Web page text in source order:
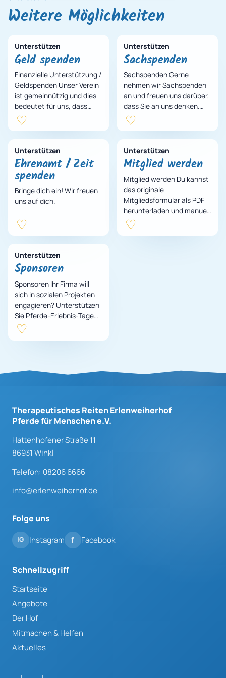
Weitere Möglichkeiten
Unterstützen
Geld spenden
Finanzielle Unterstützung /
Geldspenden Unser Verein
ist gemeinnützig und dies
bedeutet für uns, dass
unser Erhalt sich
ausschließlich durch
Spenden und Sachzuw…
Unterstützen
Sachspenden
Sachspenden Gerne
nehmen wir Sachspenden
an und freuen uns darüber,
dass Sie an uns denken.
Viele Dinge sind einfach zu
schade um Sie zu
entsorgen, weil sie ein…
Unterstützen
Ehrenamt / Zeit
spenden
Bringe dich ein! Wir freuen
uns auf dich.
Unterstützen
Mitglied werden
Mitglied werden Du kannst
das originale
Mitgliedsformular als PDF
herunterladen und manuell
ausfüllen oder deine Daten
direkt hier eintragen und
Unterstützen
Sponsoren
Sponsoren Ihr Firma will
sich in sozialen Projekten
engagieren? Unterstützen
Sie Pferde-Erlebnis-Tage
für Kinder aus
benachteiligten Familien
Therapeutisches Reiten Erlenweiherhof
Pferde für Menschen e.V.
Hattenhofener Straße 11
86931 Winkl
Telefon: 08206 6666
info@erlenweiherhof.de
Folge uns
Instagram Facebook
Schnellzugriff
Startseite
Angebote
Der Hof
Mitmachen & Helfen
Aktuelles